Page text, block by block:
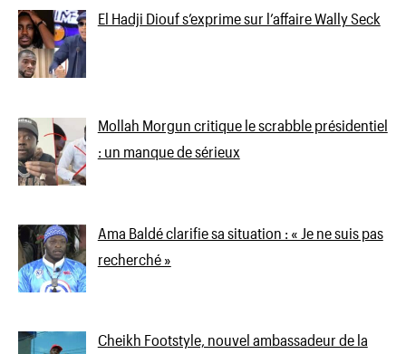
El Hadji Diouf s’exprime sur l’affaire Wally Seck
Mollah Morgun critique le scrabble présidentiel
: un manque de sérieux
Ama Baldé clarifie sa situation : « Je ne suis pas
recherché »
Cheikh Footstyle, nouvel ambassadeur de la